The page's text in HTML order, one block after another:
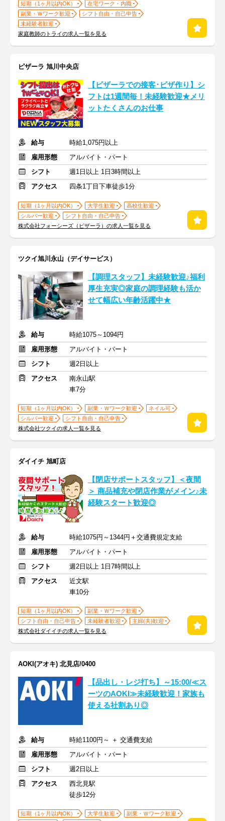
短期（1ヶ月以内OK）
在宅ワーク・内職
副業・Ｗワーク歓迎
シフト自由・自己申告
未経験者歓迎
家庭教師のトライの求人一覧を見る
ピザーラ 旭川中央店
【ピザーラでの接客･ピザ作り】シ
フトは1週間毎！未経験歓迎★メリ
ットたくさんのお仕事
給与
時給1,075円以上
雇用形態
アルバイト・パート
シフト
週1日以上 1日3時間以上
アクセス
四条1丁目下車徒歩1分
短期（1ヶ月以内OK） 大学生歓迎
高校生歓迎
シルバー歓迎
シフト自由・自己申告
株式会社フォーシーズ（ピザーラ）の求人一覧を見る
ツクイ旭川永山（デイサービス）
【調理スタッフ】未経験歓迎♪福利
厚生充実◎家庭の調理経験も活か
せて幅広い年齢活躍中★
給与
時給1075～1094円
雇用形態
アルバイト・パート
シフト
週2日以上
アクセス
南永山駅
車7分
短期（1ヶ月以内OK） 副業・Ｗワーク歓迎
ネイル可
シルバー歓迎
シフト自由・自己申告
株式会社ツクイの求人一覧を見る
ダイイチ 旭町店
【閉店サポートスタッフ】＜夜間
＞ 商品補充や閉店作業がメイン♪未
経験スタート歓迎◎
給与
時給1075円～1344円＋交通費規定支給
雇用形態
アルバイト・パート
シフト
週2日以上 1日7時間以上
アクセス
近文駅
車10分
短期（1ヶ月以内OK）
副業・Ｗワーク歓迎
シフト自由・自己申告
未経験者歓迎
主婦(夫)歓迎
株式会社ダイイチの求人一覧を見る
AOKI(アオキ) 北見店/0400
【品出し・レジ打ち】～15:00/≪ス
ーツのAOKI≫未経験歓迎！家族も
使える社割あり◎
給与
時給1100円～ ＋ 交通費支給
雇用形態
アルバイト・パート
シフト
週2日以上
アクセス
西北見駅
徒歩12分
短期（1ヶ月以内OK） 大学生歓迎
副業・Ｗワーク歓迎